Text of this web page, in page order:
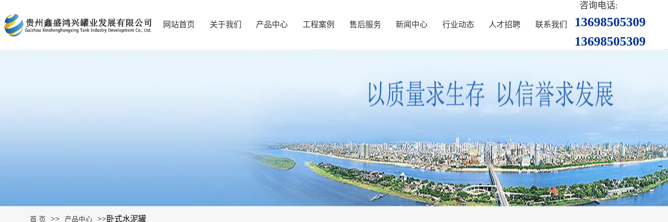
网站首页 关于我们 产品中心 工程案例 售后服务 新闻中心 行业动态 人才招聘 联系我们
咨询电话:
13698505309
13698505309
首 页 >> 产品中心 >>卧式水泥罐